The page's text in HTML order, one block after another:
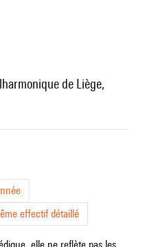
effectif détaillé